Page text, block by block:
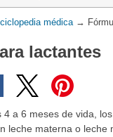
médica →
lactantes
4 a 6 meses de vida,
leche materna o leche